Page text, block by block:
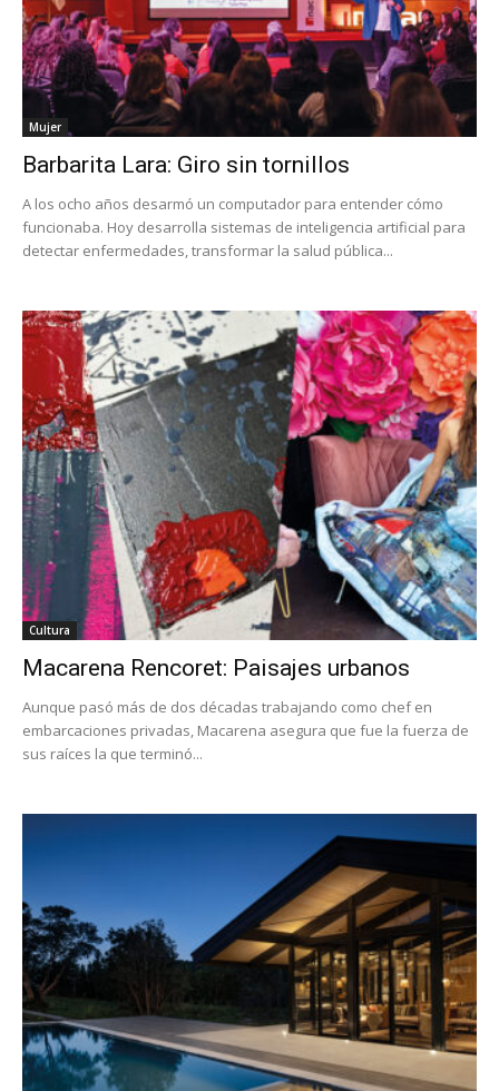
Mujer
Barbarita Lara: Giro sin tornillos
A los ocho años desarmó un computador para entender cómo
funcionaba. Hoy desarrolla sistemas de inteligencia artificial para
detectar enfermedades, transformar la salud pública...
Cultura
Macarena Rencoret: Paisajes urbanos
Aunque pasó más de dos décadas trabajando como chef en
embarcaciones privadas, Macarena asegura que fue la fuerza de
sus raíces la que terminó...